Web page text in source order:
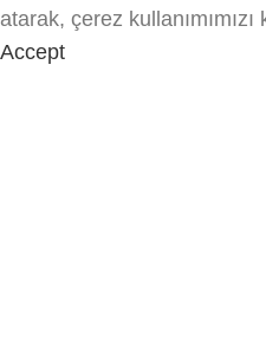
atarak, çerez
Accept